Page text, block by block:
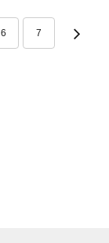
6 7